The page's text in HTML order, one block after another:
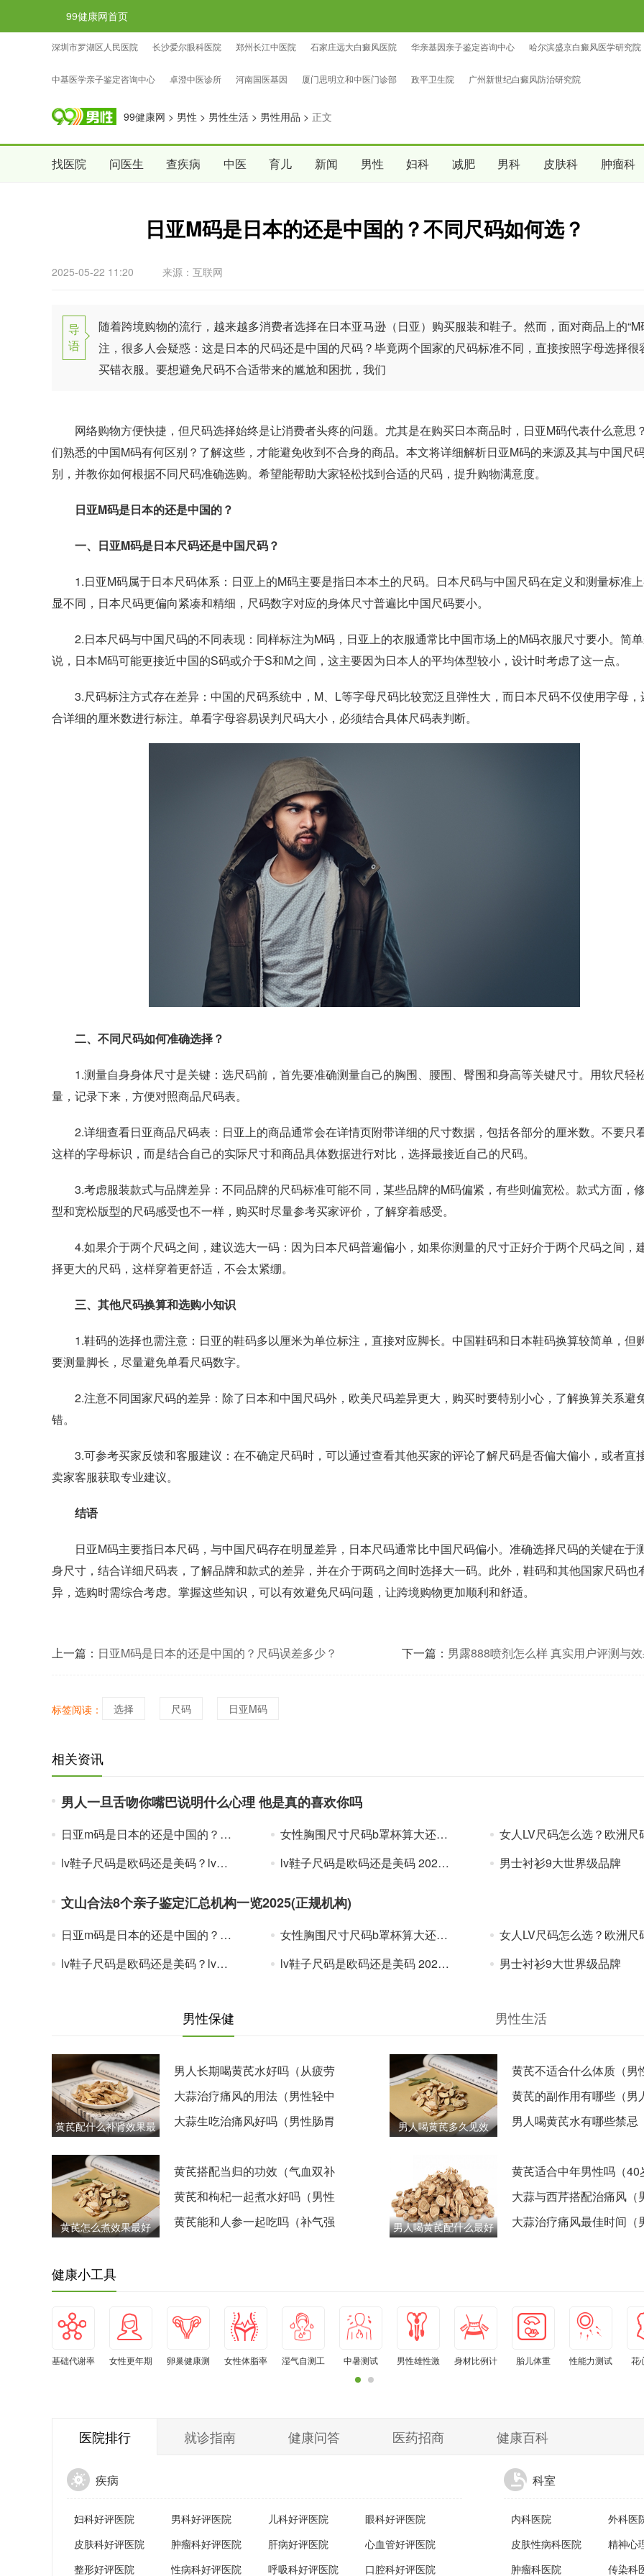
99健康网首页
深圳市罗湖区人民医院 长沙爱尔眼科医院 郑州长江中医院 石家庄远大白癜风医院 华亲基因亲子鉴定咨询中心 哈尔滨盛京白癜风医学研究院
中基医学亲子鉴定咨询中心
卓澄中医诊所 河南国医基因 厦门思明立和中医门诊部 政平卫生院 广州新世纪白癜风防治研究院
99健康网 > 男性 > 男性生活 > 男性用品 > 正文
找医院 问医生 查疾病 中医 育儿 新闻 男性 妇科 减肥 男科 皮肤科 肿瘤科
日亚M码是日本的还是中国的？不同尺码如何选？
2025-05-22 11:20 来源：互联网
导
语
随着跨境购物的流行，越来越多消费者选择在日本亚马逊（日亚）购买服装和鞋子。然而，面对商品上的“M
注，很多人会疑惑：这是日本的尺码还是中国的尺码？毕竟两个国家的尺码标准不同，直接按照字母选择很
买错衣服。要想避免尺码不合适带来的尴尬和困扰，我们
网络购物方便快捷，但尺码选择始终是让消费者头疼的问题。尤其是在购买日本商品时，日亚M码代表什么意思
们熟悉的中国M码有何区别？了解这些，才能避免收到不合身的商品。本文将详细解析日亚M码的来源及其与中国尺
别，并教你如何根据不同尺码准确选购。希望能帮助大家轻松找到合适的尺码，提升购物满意度。
日亚M码是日本的还是中国的？
一、日亚M码是日本尺码还是中国尺码？
1.日亚M码属于日本尺码体系：日亚上的M码主要是指日本本土的尺码。日本尺码与中国尺码在定义和测量标准
显不同，日本尺码更偏向紧凑和精细，尺码数字对应的身体尺寸普遍比中国尺码要小。
2.日本尺码与中国尺码的不同表现：同样标注为M码，日亚上的衣服通常比中国市场上的M码衣服尺寸要小。简
说，日本M码可能更接近中国的S码或介于S和M之间，这主要因为日本人的平均体型较小，设计时考虑了这一点。
3.尺码标注方式存在差异：中国的尺码系统中，M、L等字母尺码比较宽泛且弹性大，而日本尺码不仅使用字母，
合详细的厘米数进行标注。单看字母容易误判尺码大小，必须结合具体尺码表判断。
二、不同尺码如何准确选择？
1.测量自身身体尺寸是关键：选尺码前，首先要准确测量自己的胸围、腰围、臀围和身高等关键尺寸。用软尺轻
量，记录下来，方便对照商品尺码表。
2.详细查看日亚商品尺码表：日亚上的商品通常会在详情页附带详细的尺寸数据，包括各部分的厘米数。不要只
这样的字母标识，而是结合自己的实际尺寸和商品具体数据进行对比，选择最接近自己的尺码。
3.考虑服装款式与品牌差异：不同品牌的尺码标准可能不同，某些品牌的M码偏紧，有些则偏宽松。款式方面，
型和宽松版型的尺码感受也不一样，购买时尽量参考买家评价，了解穿着感受。
4.如果介于两个尺码之间，建议选大一码：因为日本尺码普遍偏小，如果你测量的尺寸正好介于两个尺码之间，
择更大的尺码，这样穿着更舒适，不会太紧绷。
三、其他尺码换算和选购小知识
1.鞋码的选择也需注意：日亚的鞋码多以厘米为单位标注，直接对应脚长。中国鞋码和日本鞋码换算较简单，但
要测量脚长，尽量避免单看尺码数字。
2.注意不同国家尺码的差异：除了日本和中国尺码外，欧美尺码差异更大，购买时要特别小心，了解换算关系避
错。
3.可参考买家反馈和客服建议：在不确定尺码时，可以通过查看其他买家的评论了解尺码是否偏大偏小，或者直
卖家客服获取专业建议。
结语
日亚M码主要指日本尺码，与中国尺码存在明显差异，日本尺码通常比中国尺码偏小。准确选择尺码的关键在于
身尺寸，结合详细尺码表，了解品牌和款式的差异，并在介于两码之间时选择大一码。此外，鞋码和其他国家尺码也
异，选购时需综合考虑。掌握这些知识，可以有效避免尺码问题，让跨境购物更加顺利和舒适。
上一篇： 日亚M码是日本的还是中国的？尺码误差多少？ 下一篇： 男露888喷剂怎么样 真实用户评测与
标签阅读： 选择 尺码 日亚M码
相关资讯
男人一旦舌吻你嘴巴说明什么心理 他是真的喜欢你吗
日亚m码是日本的还是中国的？欧洲码和亚洲码的尺码区别 女性胸围尺寸尺码b罩杯算大还是算小
女人LV尺码怎么选？欧洲尺码日本尺码专线美国不卡顿
lv鞋子尺码是欧码还是美码？lv鞋码偏大还是偏小？lv鞋码对照表最新
lv鞋子尺码是欧码还是美码 2024lv中国官网尺码表一览 男士衬衫9大世界级品牌
文山合法8个亲子鉴定汇总机构一览2025(正规机构)
日亚m码是日本的还是中国的？欧洲码和亚洲码的尺码区别 女性胸围尺寸尺码b罩杯算大还是算小
女人LV尺码怎么选？欧洲尺码日本尺码专线美国不卡顿
lv鞋子尺码是欧码还是美码？lv鞋码偏大还是偏小？lv鞋码对照表最新
lv鞋子尺码是欧码还是美码 2024lv中国官网尺码表一览 男士衬衫9大世界级品牌
男性保健 男性生活
黄芪配什么补肾效果最
男人长期喝黄芪水好吗（从疲劳
到免疫的
大蒜治疗痛风的用法（男性轻中
度痛风吃
大蒜生吃治痛风好吗（男性肠胃
男人喝黄芪多久见效
免疫力）
黄芪不适合什么体质（男
火旺者要慎用）
黄芪的副作用有哪些（男
了反而容易上火）
男人喝黄芪水有哪些禁忌
黄芪怎么煮效果最好
泡法）
黄芪搭配当归的功效（气血双补
男性调养必试）
黄芪和枸杞一起煮水好吗（男性
养生黄金搭档）
黄芪能和人参一起吃吗（补气强
男人喝黄芪配什么最好
黄芪适合中年男性吗（40
气养身的最佳时机）
大蒜与西芹搭配治痛风（
风饮食搭配技巧）
大蒜治疗痛风最佳时间（
健康小工具
基础代谢率
女性更年期
卵巢健康测
女性体脂率
湿气自测工
中暑测试
男性雄性激
身材比例计
胎儿体重 性能力测试 花
医院排行 就诊指南 健康问答 医药招商 健康百科
疾病
妇科好评医院 男科好评医院 儿科好评医院
眼科好评医院
皮肤科好评医院
肿瘤科好评医院 肝病好评医院
心血管好评医院
整形好评医院
性病科好评医院 呼吸科好评医院 口腔科好评医院
科室
内科医院 外科医
皮肤性病科医院
精神心
肿瘤科医院
传染科